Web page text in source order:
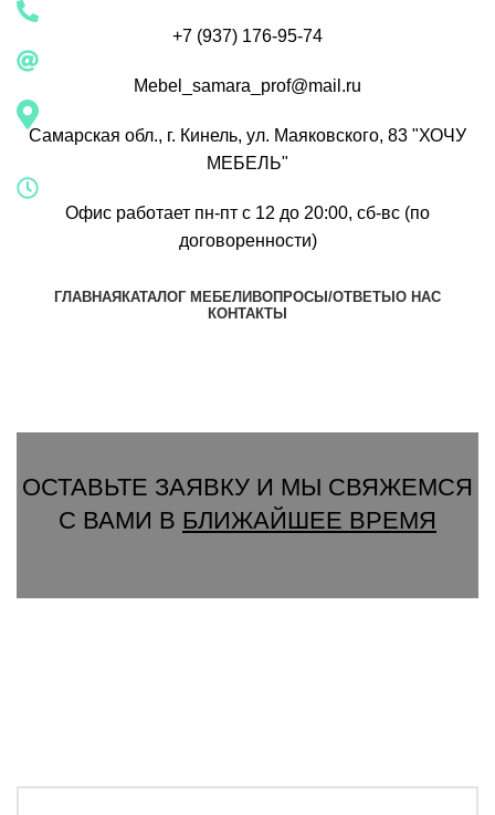
+7 (937) 176-95-74
Mebel_samara_prof@mail.ru
Самарская обл., г. Кинель, ул. Маяковского, 83 "ХОЧУ
МЕБЕЛЬ"
Офис работает пн-пт с 12 до 20:00, сб-вс (по
договоренности)
ГЛАВНАЯ КАТАЛОГ МЕБЕЛИ ВОПРОСЫ/ОТВЕТЫ О НАС
КОНТАКТЫ
ОСТАВЬТЕ ЗАЯВКУ И МЫ СВЯЖЕМСЯ
С ВАМИ В БЛИЖАЙШЕЕ ВРЕМЯ